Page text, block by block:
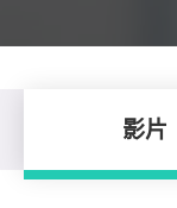
影片